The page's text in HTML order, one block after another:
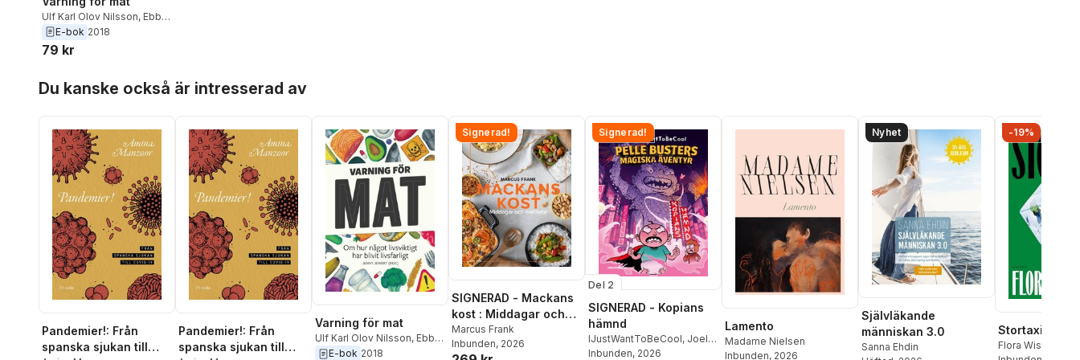
Ulf Karl Olov Nilsson, Ebbe
Schön,Daniel Rydén
Tidholm
Manzoor,Sara Ask,Pelle
Jonas Engman,Katrine
Marçal,Emma Frans,Jenny
Jewert
E-bok 2018
79 kr
Du kanske också är intresserad av
Pandemier!: Från
spanska sjukan till
Pandemier!: Från
spanska sjukan till
Varning för mat
Ulf Karl Olov Nilsson, Ebbe
Schön,Daniel Rydén
E-bok 2018
Signerad!
SIGNERAD - Mackans
kost : Middagar och
matlådor
Marcus Frank
Inbunden, 2026
Signerad!
Del 2
SIGNERAD - Kopians
hämnd
IJustWantToBeCool, Joel
Adolphson,Emil Ejdemo
Inbunden, 2026
Lamento
Madame Nielsen
Inbunden, 2026
Nyhet
Självläkande
människan 3.0
Sanna Ehdin
-19%
Stortaxi
Flora Wiström